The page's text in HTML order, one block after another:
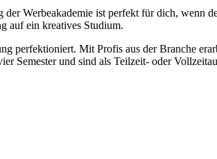
der Werbeakademie ist perfekt für dich, wenn
auf ein kreatives Studium.
perfektioniert. Mit Profis aus der Branche
Semester und sind als Teilzeit- oder